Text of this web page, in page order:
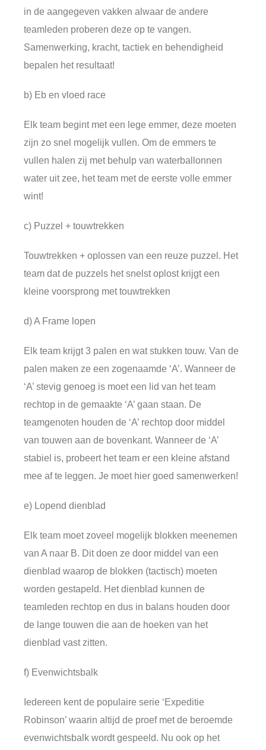
in de aangegeven vakken alwaar de andere
teamleden proberen deze op te vangen.
Samenwerking, kracht, tactiek en behendigheid
bepalen het resultaat!
b) Eb en vloed race
Elk team begint met een lege emmer, deze moeten
zijn zo snel mogelijk vullen. Om de emmers te
vullen halen zij met behulp van waterballonnen
water uit zee, het team met de eerste volle emmer
wint!
c) Puzzel + touwtrekken
Touwtrekken + oplossen van een reuze puzzel. Het
team dat de puzzels het snelst oplost krijgt een
kleine voorsprong met touwtrekken
d) A Frame lopen
Elk team krijgt 3 palen en wat stukken touw. Van de
palen maken ze een zogenaamde ‘A’. Wanneer de
‘A’ stevig genoeg is moet een lid van het team
rechtop in de gemaakte ‘A’ gaan staan. De
teamgenoten houden de ‘A’ rechtop door middel
van touwen aan de bovenkant. Wanneer de ‘A’
stabiel is, probeert het team er een kleine afstand
mee af te leggen. Je moet hier goed samenwerken!
e) Lopend dienblad
Elk team moet zoveel mogelijk blokken meenemen
van A naar B. Dit doen ze door middel van een
dienblad waarop de blokken (tactisch) moeten
worden gestapeld. Het dienblad kunnen de
teamleden rechtop en dus in balans houden door
de lange touwen die aan de hoeken van het
dienblad vast zitten.
f) Evenwichtsbalk
Iedereen kent de populaire serie ‘Expeditie
Robinson’ waarin altijd de proef met de beroemde
evenwichtsbalk wordt gespeeld. Nu ook op het